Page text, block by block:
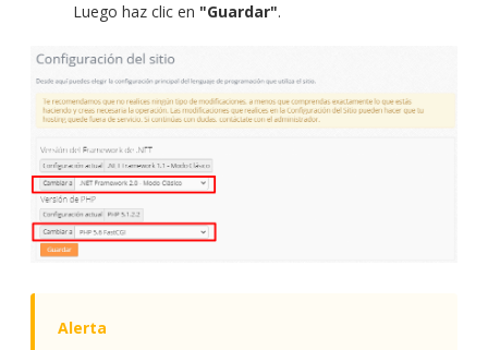
Luego haz clic en "Guardar".